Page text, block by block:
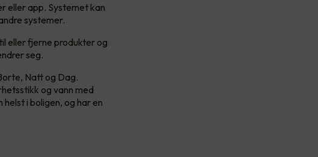
eller app. Systemet kan
systemer.
eller fjerne produkter og
seg.
Natt og Dag.
og vann med
i boligen, og har en